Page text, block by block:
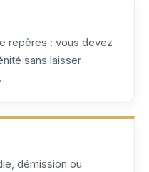
repères : vous devez
sans laisser
démission ou